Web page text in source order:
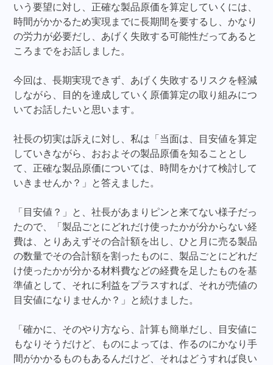
いう要望に対し、正確な製品原価を算定していくには、
時間がかかるため実現までに長期間を要するし、かなり
の労力が必要だし、あげく失敗する可能性だってあると
ころまでをお話しました。
今回は、長期実現できず、あげく失敗するリスクを軽減
しながら、目的を達成していく原価算定の取り組みにつ
いてお話したいと思います。
社長の切実は訴えに対し、私は「当面は、目安値を算定
していきながら、おおよその製品原価を知ることとし
て、正確な製品原価については、時間をかけて検討して
いきませんか？」と答えました。
「目安値？」と、社長があまりピンと来てない様子だっ
たので、「製品ごとにどれだけ使ったかが分からない経
費は、とりあえずその合計額を出し、ひと月に売る製品
の数量でその合計額を割ったものに、製品ごとにどれだ
け使ったかが分かる材料費などの経費を足したものを基
準値として、それに利益をプラスすれば、それが売値の
目安値になりませんか？」と続けました。
「確かに、そのやり方なら、計算も簡単だし、目安値に
もなりそうだけど、ものによっては、作るのにかなり手
間がかかるものもあるんだけど、それはどうすれば良い